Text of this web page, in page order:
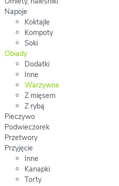
Napoje
Koktajle
Kompoty
Soki
Obiady
Dodatki
Inne
Warzywne
Z mięsem
Z rybą
Pieczywo
Podwieczorek
Przetwory
Przyjęcie
Inne
Kanapki
Torty